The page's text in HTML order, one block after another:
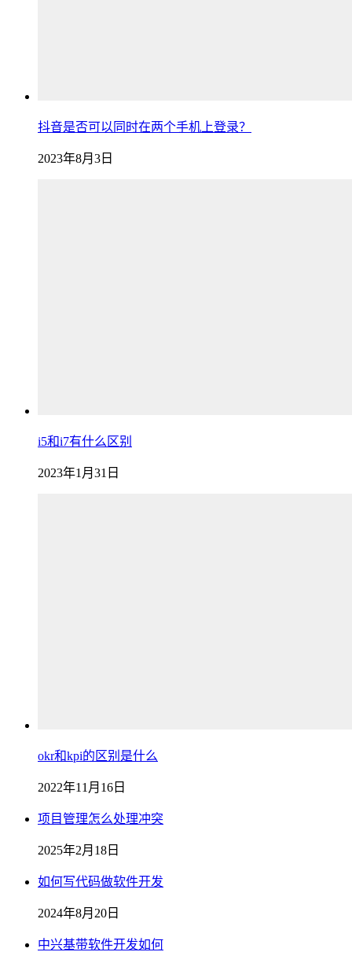
抖音是否可以同时在两个手机上登录？
2023年8月3日
i5和i7有什么区别
2023年1月31日
okr和kpi的区别是什么
2022年11月16日
项目管理怎么处理冲突
2025年2月18日
如何写代码做软件开发
2024年8月20日
中兴基带软件开发如何